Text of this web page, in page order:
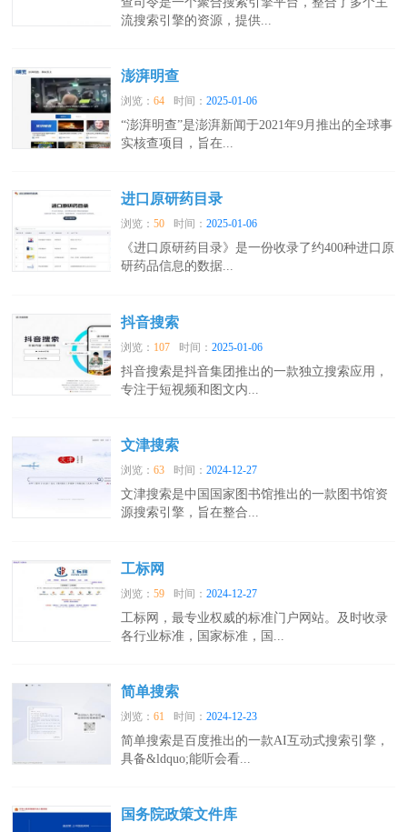
流搜索引擎的资源，提供...
澎湃明查
浏览：64 时间：2025-01-06
“澎湃明查”是澎湃新闻于2021年9月推出的全球事
实核查项目，旨在...
进口原研药目录
浏览：50 时间：2025-01-06
《进口原研药目录》是一份收录了约400种进口原
研药品信息的数据...
抖音搜索
浏览： 107 时间：2025-01-06
抖音搜索是抖音集团推出的一款独立搜索应用，
专注于短视频和图文内...
文津搜索
浏览：63 时间：2024-12-27
文津搜索是中国国家图书馆推出的一款图书馆资
源搜索引擎，旨在整合...
工标网
浏览：59 时间：2024-12-27
工标网，最专业权威的标准门户网站。及时收录
各行业标准，国家标准，国...
简单搜索
浏览：61 时间：2024-12-23
简单搜索是百度推出的一款AI互动式搜索引擎，
具备&ldquo;能听会看...
国务院政策文件库